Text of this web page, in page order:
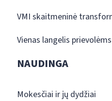
VMI skaitmeninė
Vienas langelis
NAUDINGA
Mokesčiai ir jų dydžiai